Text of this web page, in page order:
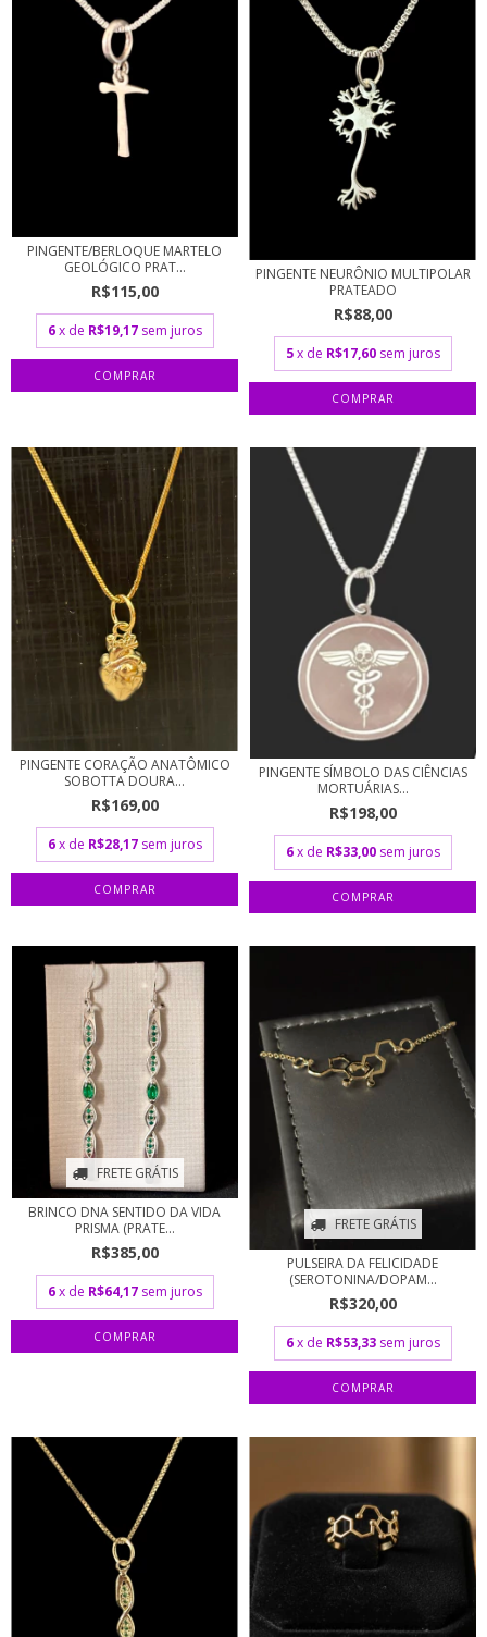
PINGENTE/BERLOQUE MARTELO
GEOLÓGICO PRAT...
R$115,00
6 x de R$19,17 sem juros
PINGENTE NEURÔNIO MULTIPOLAR
PRATEADO
R$88,00
5 x de R$17,60 sem juros
PINGENTE CORAÇÃO ANATÔMICO
SOBOTTA DOURA...
R$169,00
6 x de R$28,17 sem juros
PINGENTE SÍMBOLO DAS CIÊNCIAS
MORTUÁRIAS...
R$198,00
6 x de R$33,00 sem juros
FRETE GRÁTIS
BRINCO DNA SENTIDO DA VIDA
PRISMA (PRATE...
R$385,00
6 x de R$64,17 sem juros
FRETE GRÁTIS
PULSEIRA DA FELICIDADE
(SEROTONINA/DOPAM...
R$320,00
6 x de R$53,33 sem juros